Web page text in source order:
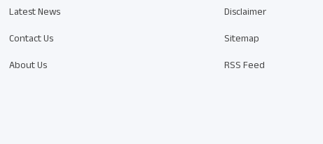
Latest News
Contact Us
About Us
Disclaimer
Sitemap
RSS Feed